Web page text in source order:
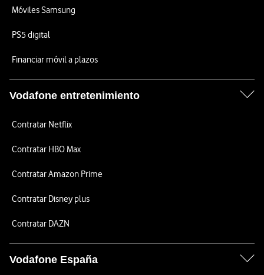
Móviles Samsung
PS5 digital
Financiar móvil a plazos
Vodafone entretenimiento
Contratar Netflix
Contratar HBO Max
Contratar Amazon Prime
Contratar Disney plus
Contratar DAZN
Vodafone España